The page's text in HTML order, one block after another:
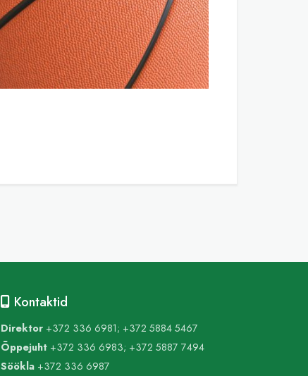
Kontaktid
Direktor +372 336 6981; +372 5884 5467
Õppejuht +372 336 6983; +372 5887 7494
Söökla +372 336 6987